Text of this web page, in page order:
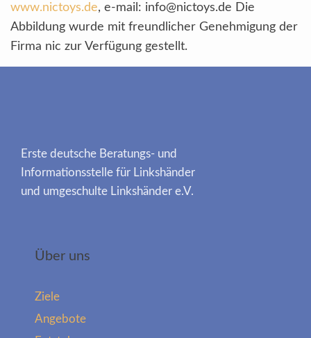
www.nictoys.de, e-mail: info@nictoys.de Die
Abbildung wurde mit freundlicher Genehmigung der
Firma nic zur Verfügung gestellt.
Erste deutsche Beratungs- und
Informationsstelle für Linkshänder
und umgeschulte Linkshänder e.V.
Über uns
Ziele
Angebote